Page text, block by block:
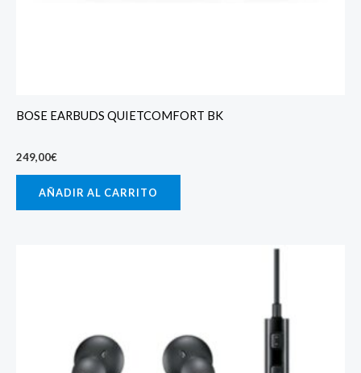
BOSE EARBUDS QUIETCOMFORT BK
249,00€
AÑADIR AL CARRITO